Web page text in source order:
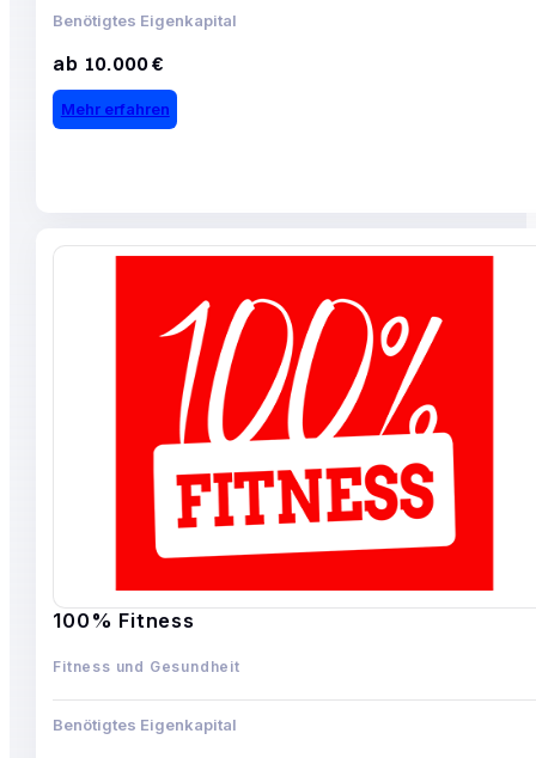
Benötigtes Eigenkapital
ab 10.000 €
Mehr erfahren
100% Fitness
Fitness und Gesundheit
Benötigtes Eigenkapital